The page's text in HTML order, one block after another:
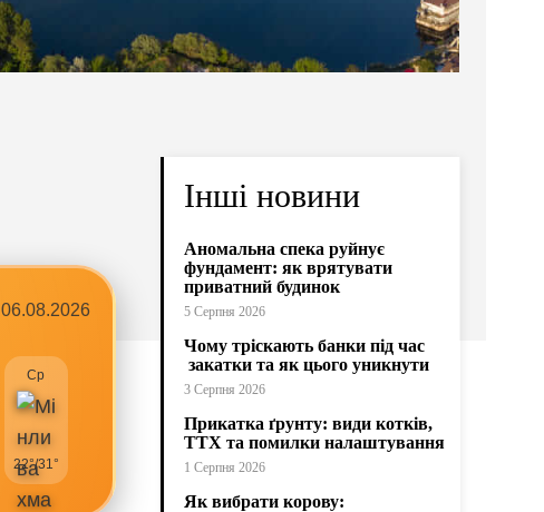
06.08.2026
Ср
22°/31°
Інші новини
Аномальна спека руйнує
фундамент: як врятувати
приватний будинок
5 Серпня 2026
Чому тріскають банки під час
закатки та як цього уникнути
3 Серпня 2026
Прикатка ґрунту: види котків,
ТТХ та помилки налаштування
1 Серпня 2026
Як вибрати корову: